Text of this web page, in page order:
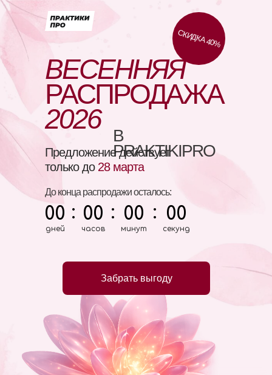
00
дней
: 00
часов
: 00
минут
: 00
секунд
ВЕСЕННЯЯ
РАСПРОДАЖА
2026
Предложение действует
только до 28 марта
До конца распродажи осталось:
В
PRAKTIKIPRO
СКИДКА 40%
Забрать выгоду